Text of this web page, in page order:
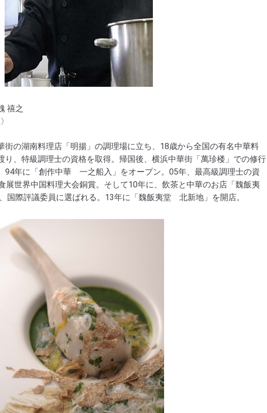
禧之
街の湖南料理店「明揚」の調理場に立ち、18歳から全国の有名中華料
り、特級調理士の資格を取得。帰国後、横浜中華街「萬珍楼」での修行
94年に「創作中華 一之船入」をオープン。05年、最高級調理士の資
展世界中国料理大会銅賞。そして10年に、飲茶と中華のお店「魏飯夷
国際評議委員に選ばれる。13年に「魏飯夷堂 北新地」を開店。